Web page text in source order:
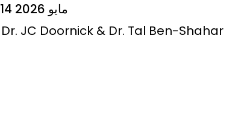
14 مايو 2026
Dr. JC Doornick & Dr. Tal Ben-Shahar